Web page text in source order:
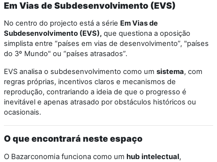
Em Vias de Subdesenvolvimento (EVS)
No centro do projecto está a série Em Vias de
Subdesenvolvimento (EVS), que questiona a oposição
simplista entre “países em vias de desenvolvimento”, "países
do 3º Mundo" ou “países atrasados”.
EVS analisa o subdesenvolvimento como um sistema, com
regras próprias, incentivos claros e mecanismos de
reprodução, contrariando a ideia de que o progresso é
inevitável e apenas atrasado por obstáculos históricos ou
ocasionais.
O que encontrará neste espaço
O Bazarconomia funciona como um hub intelectual,